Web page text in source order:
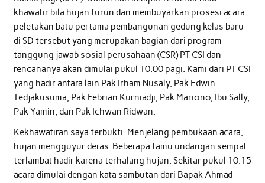
khawatir bila hujan turun dan membuyarkan prosesi acara
peletakan batu pertama pembangunan gedung kelas baru
di SD tersebut yang merupakan bagian dari program
tanggung jawab sosial perusahaan (CSR) PT CSI dan
rencananya akan dimulai pukul 10.00 pagi. Kami dari PT CSI
yang hadir antara lain Pak Irham Nusaly, Pak Edwin
Tedjakusuma, Pak Febrian Kurniadji, Pak Mariono, Ibu Sally,
Pak Yamin, dan Pak Ichwan Ridwan.
Kekhawatiran saya terbukti. Menjelang pembukaan acara,
hujan mengguyur deras. Beberapa tamu undangan sempat
terlambat hadir karena terhalang hujan. Sekitar pukul 10.15
acara dimulai dengan kata sambutan dari Bapak Ahmad